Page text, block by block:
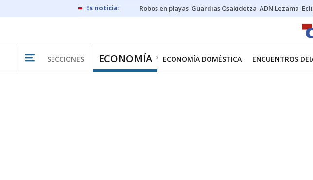
Robos en playas Guardias Osakidetza ADN Lezama
SECCIONES ECONOMÍA ECONOMÍA DOMÉSTICA ENCUENTROS